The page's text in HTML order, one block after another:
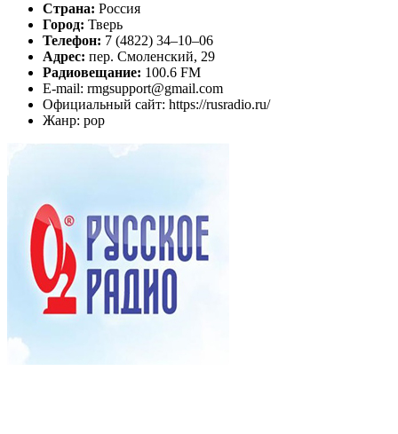
Страна: Россия
Город: Тверь
Телефон: 7 (4822) 34‒10‒06
Адрес: пер. Смоленский, 29
Радиовещание: 100.6 FM
E-mail: rmgsupport@gmail.com
Официальный сайт: https://rusradio.ru/
Жанр: pop